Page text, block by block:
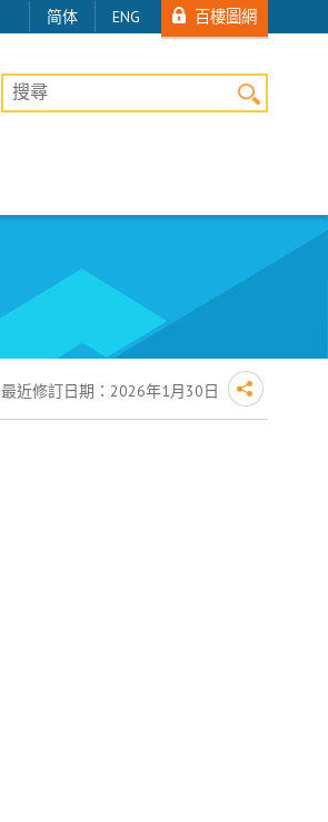
简体 ENG 百樓圖網
桌上版網站搜尋
最近修訂日期：2026年1月30日